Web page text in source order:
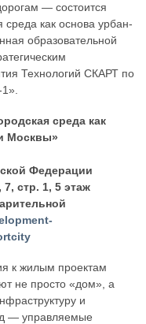
— состоится
как основа урбан-
образовательной
Технологий СКАРТ по
среда как
Москвы»
Федерации
стр. 1, 5 этаж
к жилым проектам
не просто «дом», а
и
— управляемые